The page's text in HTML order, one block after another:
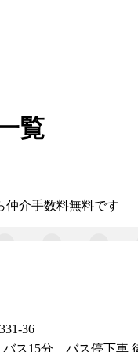
覧
仲介手数料無料です
36
バス15分 バス停下車